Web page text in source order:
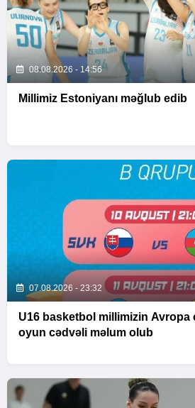
08.08.2026 - 14:56
Millimiz Estoniyanı məğlub edib
07.08.2026 - 23:32
U16 basketbol millimizin Avropa
oyun cədvəli məlum olub